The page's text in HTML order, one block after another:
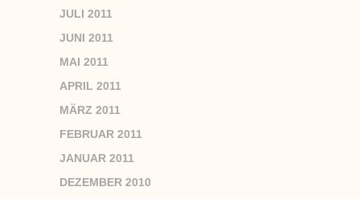
JULI 2011
JUNI 2011
MAI 2011
APRIL 2011
MÄRZ 2011
FEBRUAR 2011
JANUAR 2011
DEZEMBER 2010